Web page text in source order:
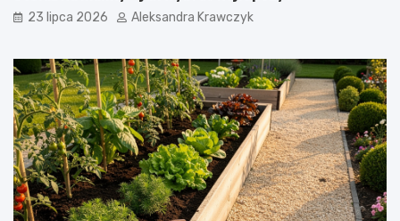
23 lipca 2026 Aleksandra Krawczyk